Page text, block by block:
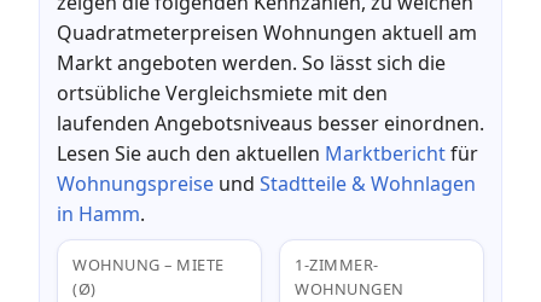
Quadratmeterpreisen Wohnungen aktuell am
Markt angeboten werden. So lässt sich die
ortsübliche Vergleichsmiete mit den
laufenden Angebotsniveaus besser einordnen.
Lesen Sie auch den aktuellen Marktberichtfür
Wohnungspreise und Stadtteile & Wohnlagen
in Hamm.
WOHNUNG – MIETE
(Ø)
1-ZIMMER-
WOHNUNGEN